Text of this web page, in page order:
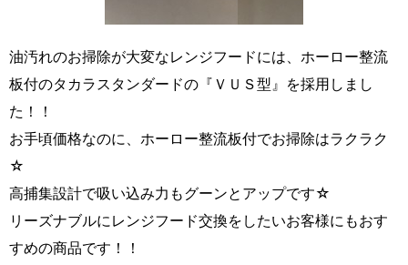
油汚れのお掃除が大変なレンジフードには、ホーロー整流
板付のタカラスタンダードの『ＶＵＳ型』を採用しまし
た！！
お手頃価格なのに、ホーロー整流板付でお掃除はラクラク
☆
高捕集設計で吸い込み力もグーンとアップです☆
リーズナブルにレンジフード交換をしたいお客様にもおす
すめの商品です！！